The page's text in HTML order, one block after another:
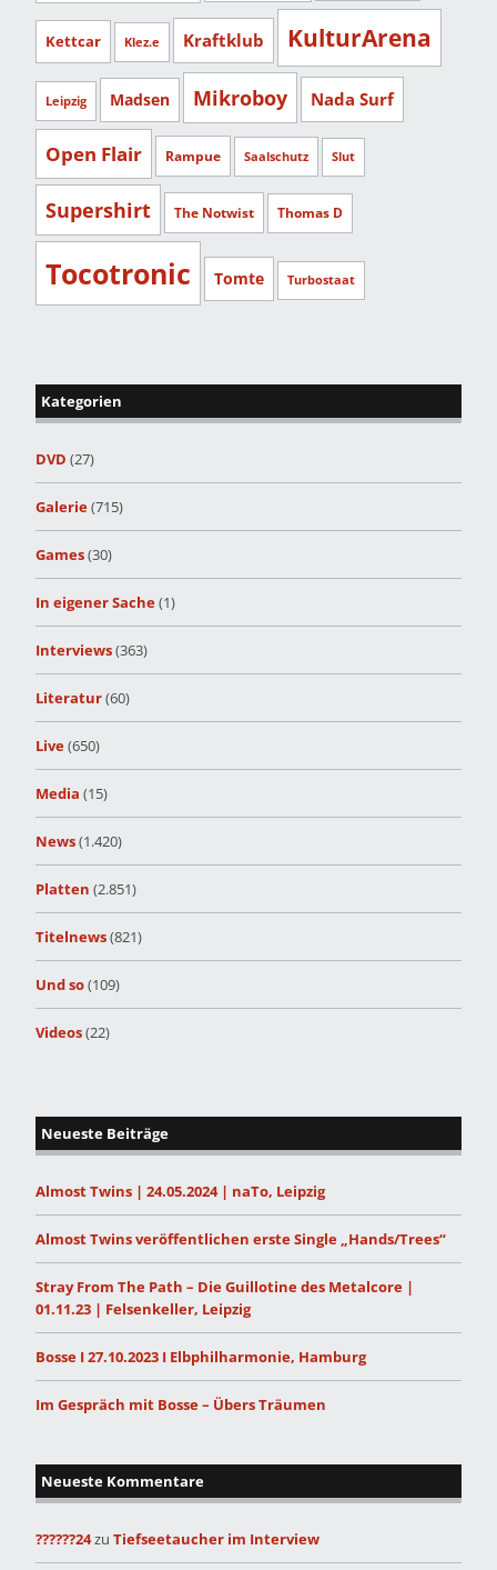
Kettcar Klez.e Kraftklub KulturArena
Leipzig Madsen Mikroboy Nada Surf
Open Flair Rampue Saalschutz Slut
Supershirt The Notwist Thomas D
Tocotronic Tomte Turbostaat
Kategorien
DVD (27)
Galerie(715)
Games(30)
In eigener Sache(1)
Interviews(363)
Literatur(60)
Live(650)
Media (15)
News(1.420)
Platten (2.851)
Titelnews(821)
Und so(109)
Videos(22)
Neueste Beiträge
Almost Twins | 24.05.2024 | naTo, Leipzig
Almost Twins veröffentlichen erste Single „Hands/Trees“
Stray From The Path – Die Guillotine des Metalcore |
01.11.23 | Felsenkeller, Leipzig
Bosse I 27.10.2023 I Elbphilharmonie, Hamburg
Im Gespräch mit Bosse – Übers Träumen
Neueste Kommentare
??????24zu Tiefseetaucher im Interview